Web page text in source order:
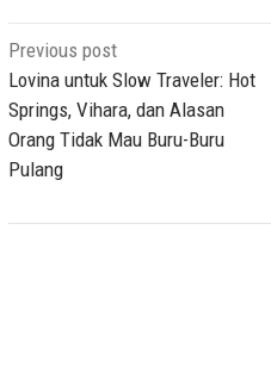
Post
navigation
Previous post
Lovina untuk Slow Traveler: Hot
Springs, Vihara, dan Alasan
Orang Tidak Mau Buru-Buru
Pulang